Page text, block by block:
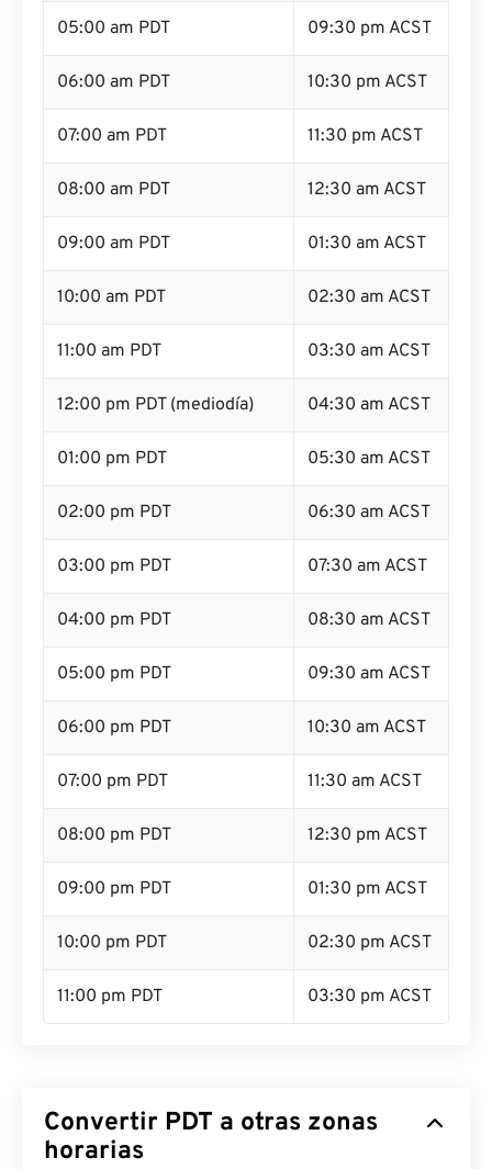
05:00 am PDT 09:30 pm ACST
06:00 am PDT 10:30 pm ACST
07:00 am PDT 11:30 pm ACST
08:00 am PDT 12:30 am ACST
09:00 am PDT 01:30 am ACST
10:00 am PDT 02:30 am ACST
11:00 am PDT 03:30 am ACST
12:00 pm PDT (mediodía) 04:30 am ACST
01:00 pm PDT 05:30 am ACST
02:00 pm PDT 06:30 am ACST
03:00 pm PDT 07:30 am ACST
04:00 pm PDT 08:30 am ACST
05:00 pm PDT 09:30 am ACST
06:00 pm PDT 10:30 am ACST
07:00 pm PDT 11:30 am ACST
08:00 pm PDT 12:30 pm ACST
09:00 pm PDT 01:30 pm ACST
10:00 pm PDT 02:30 pm ACST
11:00 pm PDT 03:30 pm ACST
Convertir PDT a otras zonas
horarias